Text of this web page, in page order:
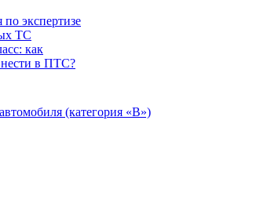
экспертизе
ТС
как
в ПТС?
(категория «В»)